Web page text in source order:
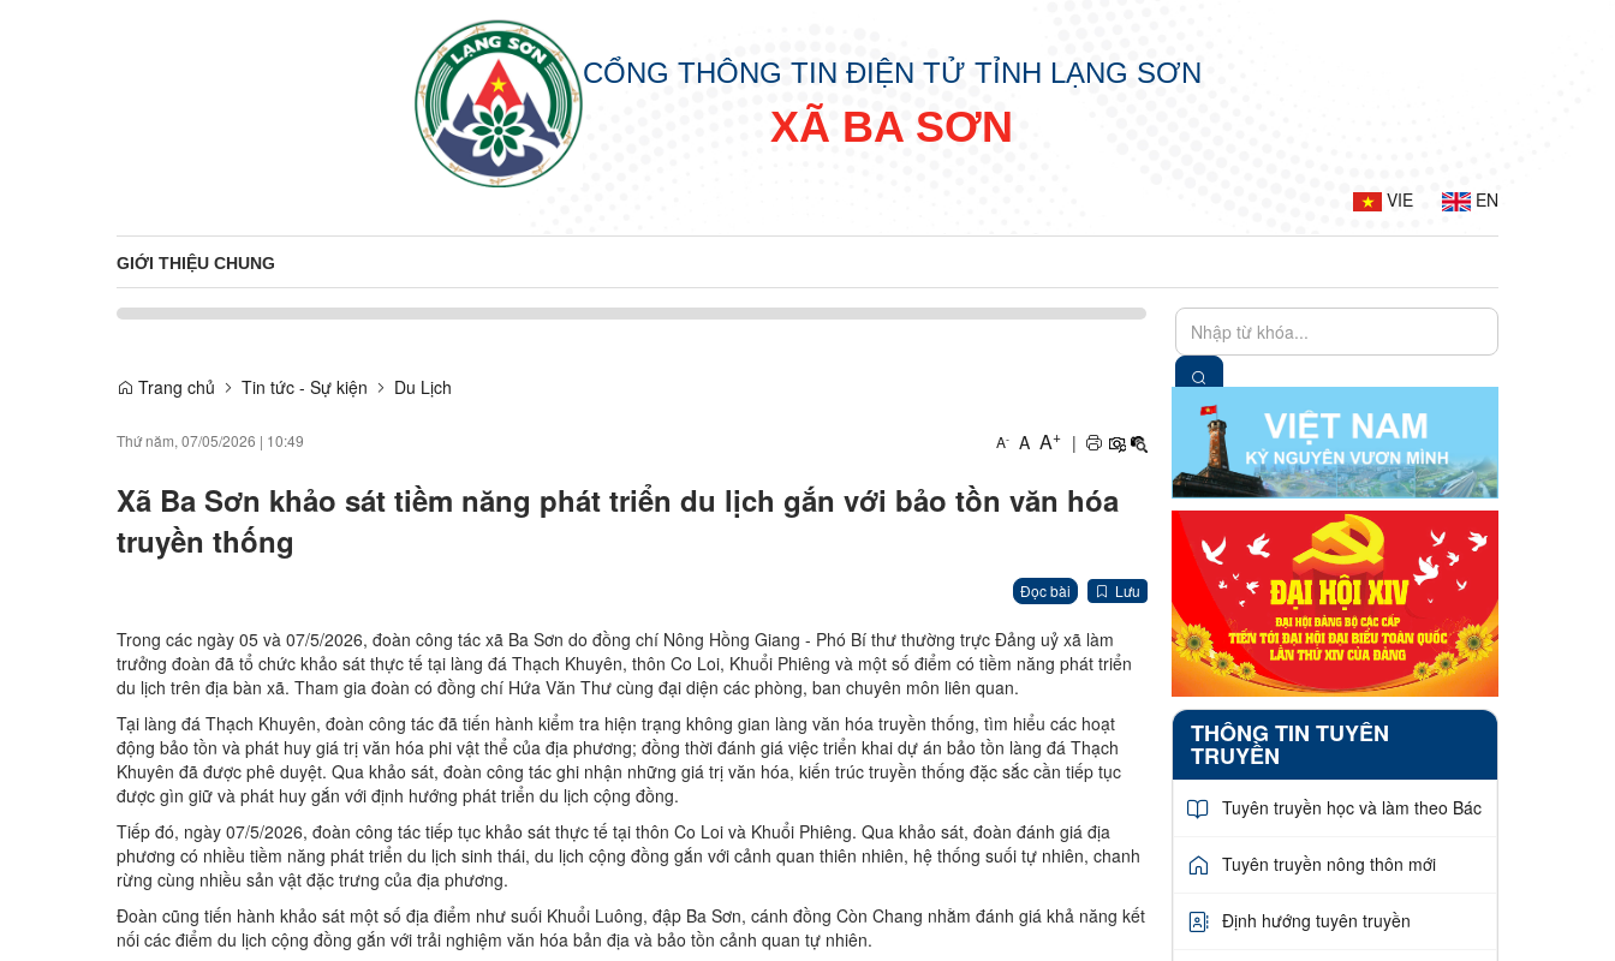
CỔNG THÔNG TIN ĐIỆN TỬ TỈNH LẠNG SƠN
XÃ BA SƠN
VIE EN
GIỚI THIỆU CHUNG
Trang chủ Tin tức - Sự kiện Du Lịch
Thứ năm, 07/05/2026 | 10:49 A- A A+ |
Xã Ba Sơn khảo sát tiềm năng phát triển du lịch gắn với bảo tồn văn hóa
truyền thống
Đọc bài Lưu
Trong các ngày 05 và 07/5/2026, đoàn công tác xã Ba Sơn do đồng chí Nông Hồng Giang - Phó Bí thư thường trực Đảng uỷ xã làm
trưởng đoàn đã tổ chức khảo sát thực tế tại làng đá Thạch Khuyên, thôn Co Loi, Khuổi Phiêng và một số điểm có tiềm năng phát triển
du lịch trên địa bàn xã. Tham gia đoàn có đồng chí Hứa Văn Thư cùng đại diện các phòng, ban chuyên môn liên quan.
Tại làng đá Thạch Khuyên, đoàn công tác đã tiến hành kiểm tra hiện trạng không gian làng văn hóa truyền thống, tìm hiểu các hoạt
động bảo tồn và phát huy giá trị văn hóa phi vật thể của địa phương; đồng thời đánh giá việc triển khai dự án bảo tồn làng đá Thạch
Khuyên đã được phê duyệt. Qua khảo sát, đoàn công tác ghi nhận những giá trị văn hóa, kiến trúc truyền thống đặc sắc cần tiếp tục
được gìn giữ và phát huy gắn với định hướng phát triển du lịch cộng đồng.
Tiếp đó, ngày 07/5/2026, đoàn công tác tiếp tục khảo sát thực tế tại thôn Co Loi và Khuổi Phiêng. Qua khảo sát, đoàn đánh giá địa
phương có nhiều tiềm năng phát triển du lịch sinh thái, du lịch cộng đồng gắn với cảnh quan thiên nhiên, hệ thống suối tự nhiên, chanh
rừng cùng nhiều sản vật đặc trưng của địa phương.
Đoàn cũng tiến hành khảo sát một số địa điểm như suối Khuổi Luông, đập Ba Sơn, cánh đồng Còn Chang nhằm đánh giá khả năng kết
nối các điểm du lịch cộng đồng gắn với trải nghiệm văn hóa bản địa và bảo tồn cảnh quan tự nhiên.
THÔNG TIN TUYÊN
TRUYỀN
Tuyên truyền học và làm theo Bác
Tuyên truyền nông thôn mới
Định hướng tuyên truyền